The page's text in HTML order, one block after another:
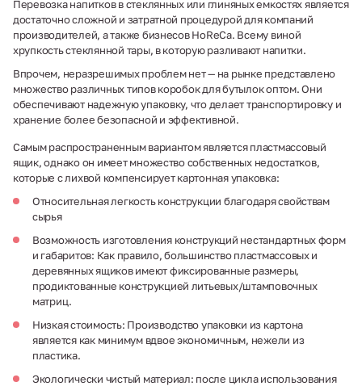
Перевозка напитков в стеклянных или глиняных емкостях является
достаточно сложной и затратной процедурой для компаний
производителей, а также бизнесов HoReCa. Всему виной
хрупкость стеклянной тары, в которую разливают напитки.
Впрочем, неразрешимых проблем нет — на рынке представлено
множество различных типов коробок для бутылок оптом. Они
обеспечивают надежную упаковку, что делает транспортировку и
хранение более безопасной и эффективной.
Самым распространенным вариантом является пластмассовый
ящик, однако он имеет множество собственных недостатков,
которые с лихвой компенсирует картонная упаковка:
Относительная легкость конструкции благодаря свойствам
сырья
Возможность изготовления конструкций нестандартных форм
и габаритов: Как правило, большинство пластмассовых и
деревянных ящиков имеют фиксированные размеры,
продиктованные конструкцией литьевых/штамповочных
матриц.
Низкая стоимость: Производство упаковки из картона
является как минимум вдвое экономичным, нежели из
пластика.
Экологически чистый материал: после цикла использования